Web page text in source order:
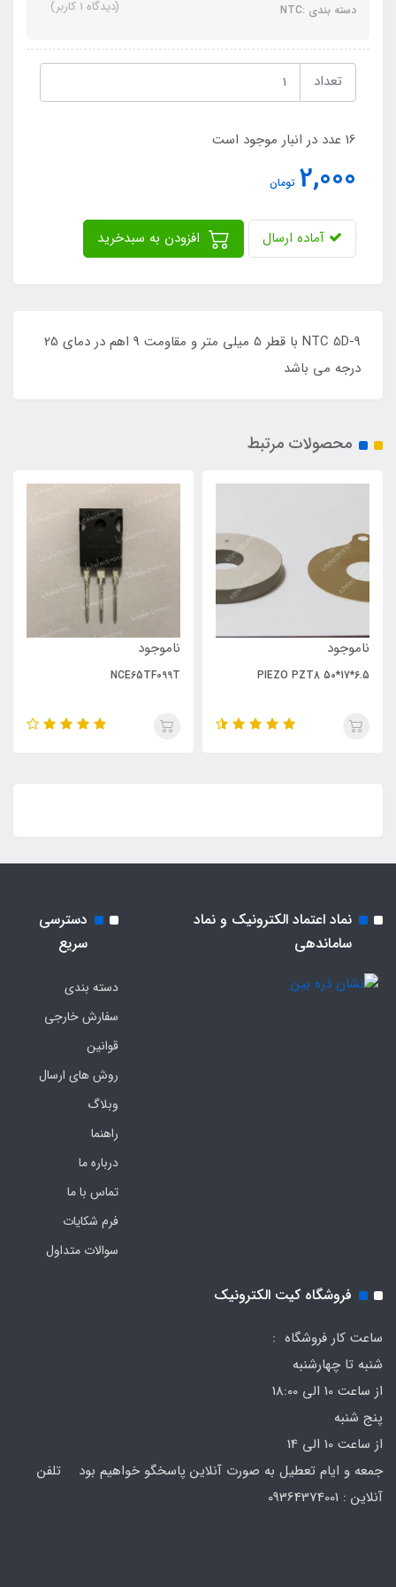
دسته بندی :NTC (دیدگاه 1 کاربر)
تعداد
16 عدد در انبار موجود است
2,000 تومان
آماده ارسال
NTC 5D-9 با قطر 5 میلی متر و مقاومت 9 اهم در دمای 25
درجه می باشد
محصولات مرتبط
ناموجود
PIEZO PZT8 50*17*6.5
ناموجود
NCE65TF099T
نماد اعتماد الکترونیک و نماد
ساماندهی
دسترسی
سریع
دسته بندی
سفارش خارجی
قوانین
روش های ارسال
وبلاگ
راهنما
درباره ما
تماس با ما
فرم‌ شکایات
سوالات متداول
فروشگاه کیت الکترونیک
ساعت کار فروشگاه :
شنبه تا چهارشنبه
از ساعت 10 الی 18:00
پنج شنبه
از ساعت 10 الی 14
جمعه و ایام تعطیل به صورت آنلاین پاسخگو خواهیم بود تلفن